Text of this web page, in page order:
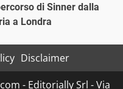
di Sinner dalla
a Londra
Disclaimer
- Editorially Srl - Via